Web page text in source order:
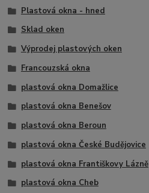
Plastová okna - hned
Sklad oken
Výprodej plastových oken
Francouzská okna
plastová okna Domažlice
plastová okna Benešov
plastová okna Beroun
plastová okna České Budějovice
plastová okna Františkovy Lázně
plastová okna Cheb